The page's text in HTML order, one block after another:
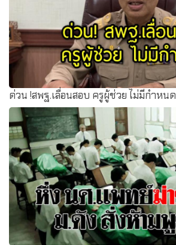
ด่วน !สพฐ.เลื่อนสอบ ครูผู้ช่วย ไม่มีกำหนด